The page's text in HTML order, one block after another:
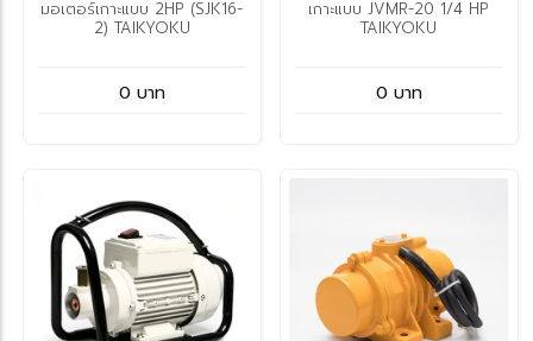
มอเตอร์เกาะแบบ 2HP (SJK16-
2) TAIKYOKU
0 บาท
เกาะแบบ JVMR-20 1/4 HP
TAIKYOKU
0 บาท